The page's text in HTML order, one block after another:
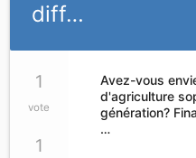
diff…
1
vote
1
Avez-vous
d'agriculture
génération?
…